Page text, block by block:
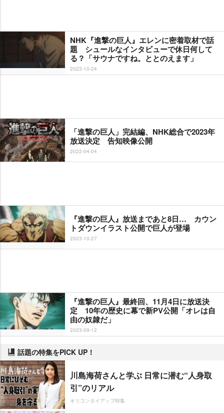
NHK『進撃の巨人』エレンに密着取材で話
題 シュールなインタビューで休日何して
る？「サウナですね。ととのえます」
2023-10-24
「進撃の巨人」完結編、NHK総合で2023年
放送決定 告知映像公開
2022-04-04
『進撃の巨人』放送まであと8日… カウン
トダウンイラスト公開で巨人が登場
2023-10-27
『進撃の巨人』最終回、11月4日に放送決
定 10年の歴史に幕で新PV公開「オレは自
由の奴隷だ」
2023-09-12
話題の特集をPICK UP！
川島海荷さんと学ぶ 日常に潜む“人身取
引”のリアル
オリコンタイアップ特集